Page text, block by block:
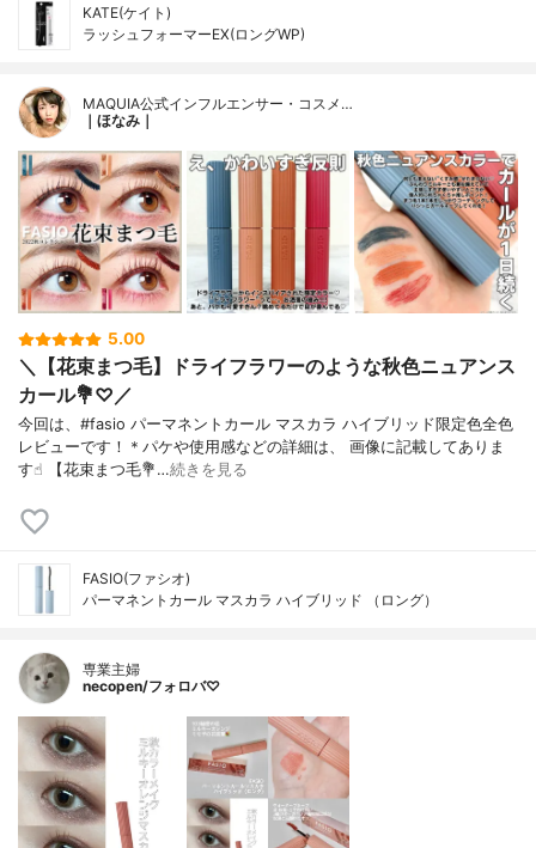
KATE(ケイト)
ラッシュフォーマーEX(ロングWP)
MAQUIA公式インフルエンサー・コスメ…
｜ほなみ｜
5.00
＼【花束まつ毛】ドライフラワーのような秋色ニュアンス
カール💐♡／
今回は、#fasio パーマネントカール マスカラ ハイブリッド限定色全色
レビューです！＊パケや使用感などの詳細は、 画像に記載してありま
す☝︎ 【花束まつ毛💐…続きを見る
FASIO(ファシオ)
パーマネントカール マスカラ ハイブリッド （ロング）
専業主婦
necopen/フォロバ♡